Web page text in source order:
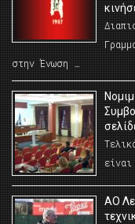
στην Ένωση …
ΑΟ